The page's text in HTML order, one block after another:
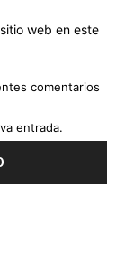
web en este
comentarios
entrada.